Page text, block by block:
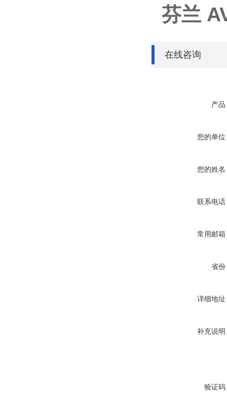
芬兰
在线咨询
产品
您的单位
您的姓名
联系电话
常用邮箱
省份
详细地址
补充说明
验证码